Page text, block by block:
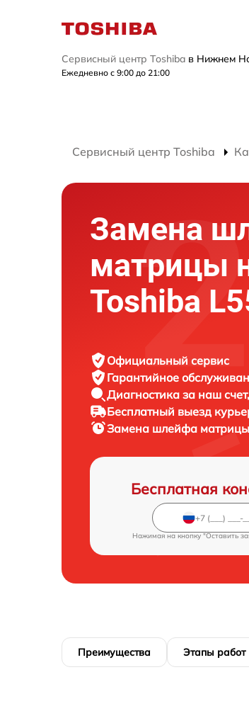
Сервисный центр Toshiba в Нижнем
Ежедневно с 9:00 до 21:00
Сервисный центр Toshiba
Замена
матрицы
Toshiba
Официальный сервис
Гарантийное
Диагностика за наш счет,
Бесплатный выезд
Замена шлейфа матрицы
Бесплатная
Нажимая на кнопку "Оставить
Преимущества Этапы работ